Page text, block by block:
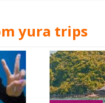
yura trips